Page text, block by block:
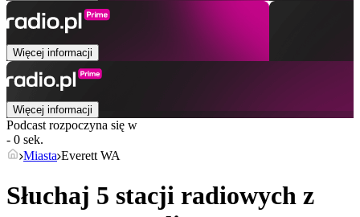
Więcej informacji
Więcej informacji
Podcast rozpoczyna się w
- 0 sek.
Miasta Everett WA
Słuchaj 5 stacji radiowych z